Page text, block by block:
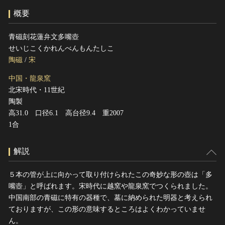
文化遺産データベース
国指定文化財等データベース
概要
青磁刻花蓮弁文多嘴壺
せいじこくかれんべんもんたしこ
陶磁 / 宋
中国・龍泉窯
北宋時代・11世紀
陶製
高31.0 口径6.1 高台径9.4 重2007
1合
解説
５本の管が上に向かって取り付けられたこの奇妙な形の壺は「多
嘴壺」と呼ばれます。宋時代に越窯や龍泉窯でつくられました。
中国南部の青磁に特有の器種で、墓に納められた明器と考えられ
ておりますが、この形の意味するところはよくわかっていませ
ん。